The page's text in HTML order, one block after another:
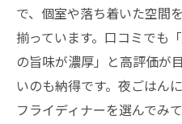
で、個室や落ち着いた空間
揃っています。口コミでも
の旨味が濃厚」と高評価が
いのも納得です。夜ごはん
フライディナーを選んでみ